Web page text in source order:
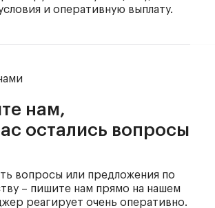
и оперативную выплату.
нам,
остались вопросы
вопросы или предложения по
– пишите нам прямо на нашем
реагирует очень оперативно.